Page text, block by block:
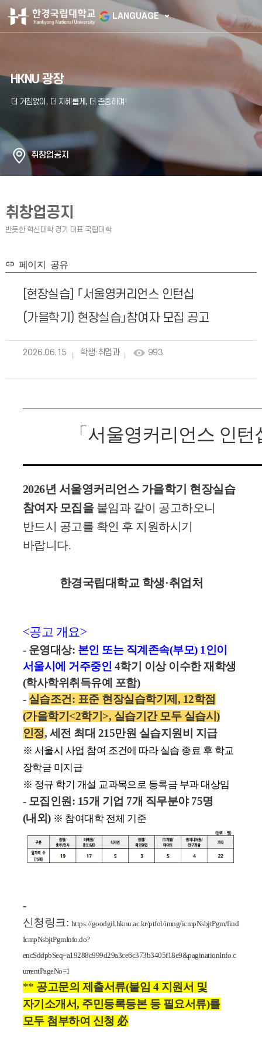
LANGUAGE
HKNU 광장
취창업공지
취창업공지
페이지 공유
[현장실습] 「서울영커리언스 인턴십
(가을학기) 현장실습」참여자 모집 공고
2026.06.15 학생·취업과 993
「 서울영커리언스 인턴
2026년 서울영커리언스 가을학기 현장실습
참여자 모집을 붙임과 같이 공고하오니
반드시 공고를 확인 후 지원하시기
바랍니다.
한경국립대학교 학생·취업처
<공고 개요>
- 운영대상: 본인 또는 직계존속(부모) 1인이
서울시에 거주중인 4학기 이상 이수한 재학생
(학사학위취득유예 포함)
- 실습조건: 표준 현장실습학기제, 12학점
(가을학기<2학기>, 실습기간 모두 실습시)
인정, 세전 최대 215만원 실습지원비 지급
※ 서울시 사업 참여 조건에 따라 실습 종료 후 학교
장학금 미지급
※ 정규 학기 개설 교과목으로 등록금 부과 대상임
- 모집인원: 15개 기업 7개 직무분야 75명
(내외) ※ 참여대학 전체 기준
-
신청링크: https://goodgil.hknu.ac.kr/ptfol/imng/icmpNsbjtPgm/find
IcmpNsbjtPgmInfo.do?
encSddpbSeq=a19288c999d29a3ce6c373b3405f18e9&paginationInfo.c
urrentPageNo=1
** 공고문의 제출서류(붙임 4 지원서 및
자기소개서, 주민등록등본 등 필요서류)를
모두 첨부하여 신청 必